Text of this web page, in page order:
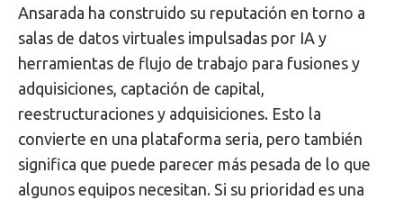
Ansarada ha construido su reputación en torno a
salas de datos virtuales impulsadas por IA y
herramientas de flujo de trabajo para fusiones y
adquisiciones, captación de capital,
reestructuraciones y adquisiciones. Esto la
convierte en una plataforma seria, pero también
significa que puede parecer más pesada de lo que
algunos equipos necesitan. Si su prioridad es una